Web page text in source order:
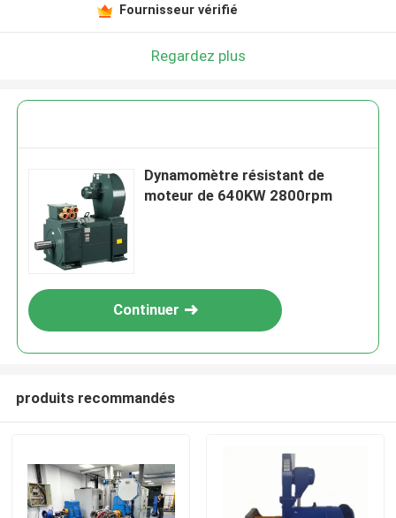
Fournisseur vérifié
Regardez plus
Dynamomètre résistant de
moteur de 640KW 2800rpm
Continuer
produits recommandés